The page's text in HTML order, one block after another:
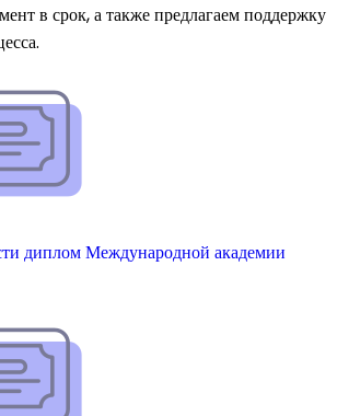
в срок, а также предлагаем поддержку
диплом Международной академии